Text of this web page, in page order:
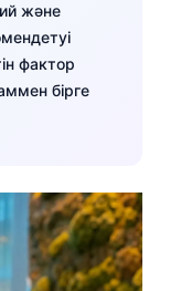
және
фактор
бірге